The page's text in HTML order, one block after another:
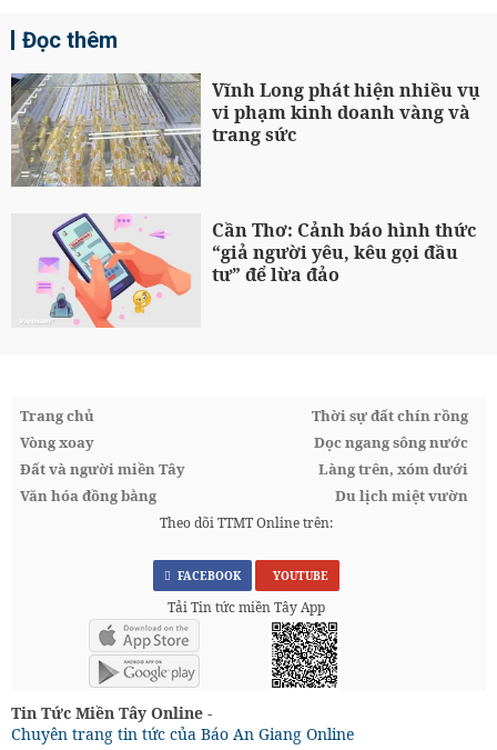
Đọc thêm
Vĩnh Long phát hiện nhiều vụ
vi phạm kinh doanh vàng và
trang sức
Cần Thơ: Cảnh báo hình thức
“giả người yêu, kêu gọi đầu
tư” để lừa đảo
Trang chủ
Thời sự đất chín rồng
Vòng xoay
Dọc ngang sông nước
Đất và người miền Tây
Làng trên, xóm dưới
Văn hóa đồng bằng
Du lịch miệt vườn
Theo dõi TTMT Online trên:
FACEBOOK YOUTUBE
Tải Tin tức miền Tây App
Tin Tức Miền Tây Online -
Chuyên trang tin tức của Báo An Giang Online